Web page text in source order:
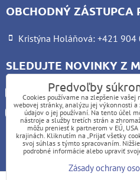
OBCHODNÝ ZÁSTUPCA
Kristýna Holáňová: +421 904
SLEDUJTE NOVINKY Z
Facebook
Instagram
UPOZORNENIE:
Platba kartou nie je možná
Predvoľby
Cookies používame na zlepšenie vašej
webovej stránky, analýzu jej výkonnosti a
údajov o jej používaní. Na tento účel
nástroje a služby tretích strán a
môžu preniesť k partnerom v EÚ,
krajinách. Kliknutím na „Prijať všetky
svoj súhlas s týmto spracovaním.
podrobné informácie alebo upraviť
Zásady ochrany